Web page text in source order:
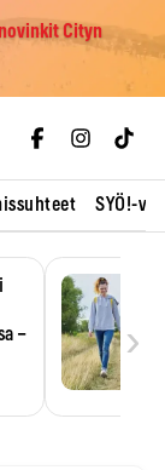
Cityn
SYÖ!-
–
›